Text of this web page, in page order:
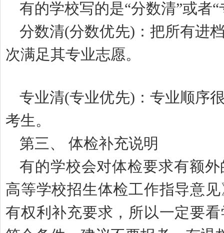
有的学校写的是“分数清”或者“
分数清(分数优先)：把所有进
次满足其专业志愿。
专业清(专业优先)：专业顺序
考生。
第三、 体检补充说明
有的学校会对体检要求有额
高等学校招生体检工作指导意
有权利补充要求，所以一定要